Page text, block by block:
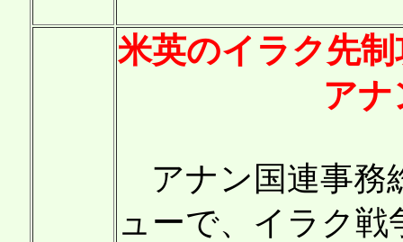
米英のイラク先
アナ
アナン国連事務
ューで、イラク